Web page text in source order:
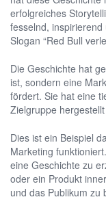
erfolgreiches
fesselnd,
Slogan “Red Bull
Die Geschichte hat
ist, sondern eine
fördert. Sie hat eine
Zielgruppe
Dies ist ein Beispiel
Marketing
eine Geschichte zu
oder ein Produkt
und das Publikum zu